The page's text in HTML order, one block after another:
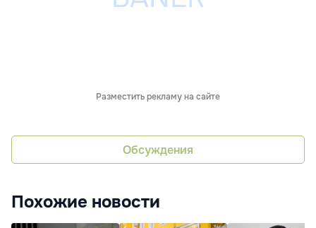
Разместить рекламу на сайте
Обсуждения
Похожие новости